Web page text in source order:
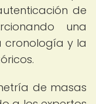
de
una
cronología y la
de masas